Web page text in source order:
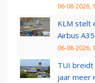
06-08-2026,
KLM stelt
Airbus
06-08-2026,
TUI breidt
jaar meer